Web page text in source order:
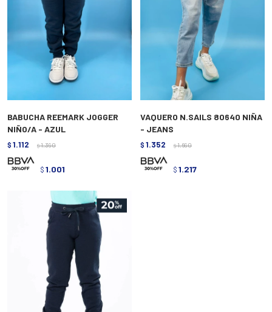
BABUCHA REEMARK JOGGER
NIÑO/A - AZUL
$ 1.112 $ 1.390
$ 1.001
VAQUERO N.SAILS 80640 NIÑA
- JEANS
$ 1.352 $ 1.690
$ 1.217